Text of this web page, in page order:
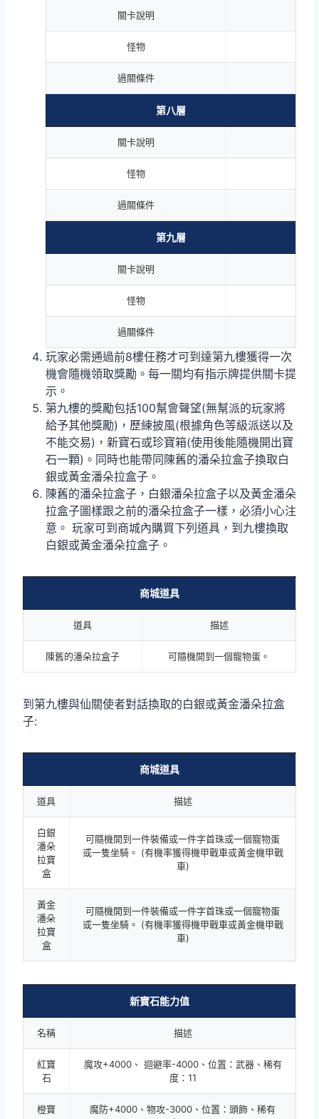
關卡說明
怪物
過關條件
第八層
關卡說明
怪物
過關條件
第九層
關卡說明
怪物
過關條件
玩家必需通過前8樓任務才可到達第九樓獲得一次
機會隨機領取獎勵。每一關均有指示牌提供關卡提
示。
第九樓的獎勵包括100幫會聲望(無幫派的玩家將
給予其他獎勵)，歷練披風(根據角色等級派送以及
不能交易)，新寶石或珍寶箱(使用後能隨機開出寶
石一顆)。同時也能帶同陳舊的潘朵拉盒子換取白
銀或黃金潘朵拉盒子。
陳舊的潘朵拉盒子，白銀潘朵拉盒子以及黃金潘朵
拉盒子圖樣跟之前的潘朵拉盒子一樣，必須小心注
意。 玩家可到商城內購買下列道具，到九樓換取
白銀或黃金潘朵拉盒子。
商城道具
道具 描述
陳舊的潘朵拉盒子 可隨機開到一個寵物蛋。
到第九樓與仙關使者對話換取的白銀或黃金潘朵拉盒
子:
商城道具
道具 描述
白銀
潘朵
拉寶
盒
可隨機開到一件裝備或一件字首珠或一個寵物蛋
或一隻坐騎。 (有機率獲得機甲戰車或黃金機甲戰
車)
黃金
潘朵
拉寶
盒
可隨機開到一件裝備或一件字首珠或一個寵物蛋
或一隻坐騎。 (有機率獲得機甲戰車或黃金機甲戰
車)
新寶石能力值
名稱 描述
紅寶
石
魔攻+4000、 迴避率-4000、位置：武器、稀有
度：11
橙寶
魔防+4000、物攻-3000、位置：頭飾、稀有